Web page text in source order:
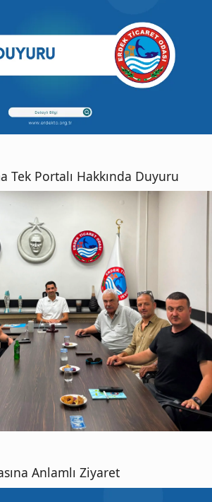
Tek Portalı Hakkında Duyuru
Anlamlı Ziyaret